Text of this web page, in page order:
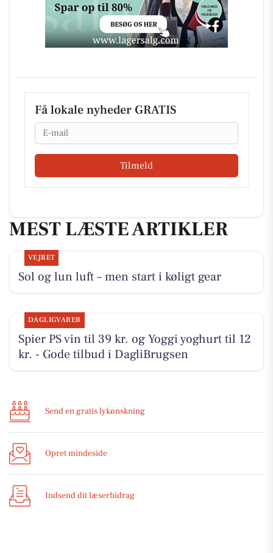
Få lokale nyheder GRATIS
Email
Tilmeld
MEST LÆSTE ARTIKLER
VEJRET
Sol og lun luft – men start i køligt gear
DAGLIGVARER
Spier PS vin til 39 kr. og Yoggi yoghurt til 12
kr. - Gode tilbud i DagliBrugsen
Send en gratis lykønskning
Opret mindeside
Indsend dit læserbidrag